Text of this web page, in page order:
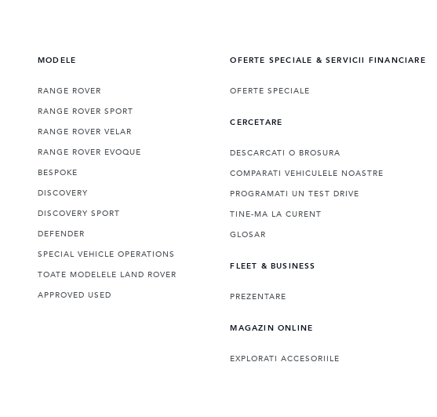
MODELE
RANGE ROVER
RANGE ROVER SPORT
RANGE ROVER VELAR
RANGE ROVER EVOQUE
BESPOKE
DISCOVERY
DISCOVERY SPORT
DEFENDER
SPECIAL VEHICLE OPERATIONS
TOATE MODELELE LAND ROVER
APPROVED USED
OFERTE SPECIALE & SERVICII FINANCIARE
OFERTE SPECIALE
CERCETARE
DESCARCATI O BROSURA
COMPARATI VEHICULELE NOASTRE
PROGRAMATI UN TEST DRIVE
TINE-MA LA CURENT
GLOSAR
FLEET & BUSINESS
PREZENTARE
MAGAZIN ONLINE
EXPLORATI ACCESORIILE